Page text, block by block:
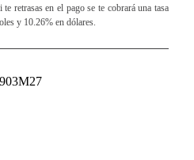
retrasas en el pago se te cobrará una tasa
y 10.26% en dólares.